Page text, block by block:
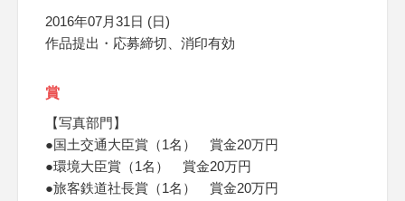
2016年07月31日 (日)
作品提出・応募締切、消印有効
賞
【写真部門】
●国土交通大臣賞（1名） 賞金20万円
●環境大臣賞（1名） 賞金20万円
●旅客鉄道社長賞（1名） 賞金20万円